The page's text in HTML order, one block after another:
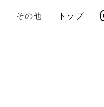
その他 トップ